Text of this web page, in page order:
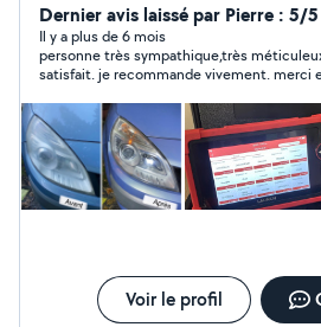
actif, je vous offre un éventail de
automobiles. Je résous tous vos problèmes mécaniques
ou électriques. Services
Rénovation/Polissage de phares optiques -
de CarPlay - Installation de systèmes audio, y compris
haut-parleurs et caissons de basse - Conversion de
vitres manuelles en vitres électriques Je vous
travail soigné et réalisé dans les
N'hesitez pas à me contacter, À
Dernier avis laissé par Pierre : 5/5
Il y a plus de 6 mois
personne très sympathique,très
satisfait. je recommande vivement. merci
Voir le profil